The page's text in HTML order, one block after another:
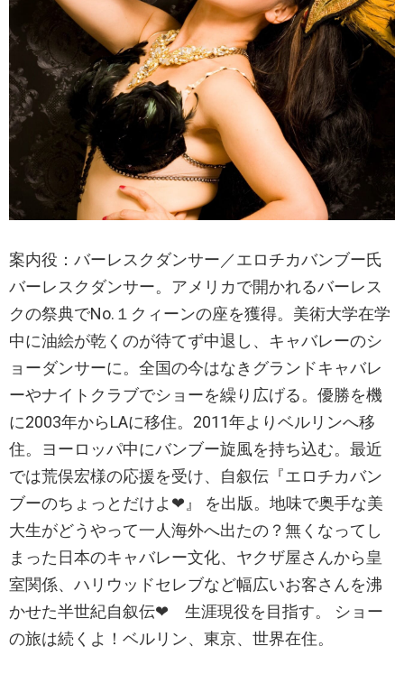
案内役：バーレスクダンサー／エロチカバンブー氏
バーレスクダンサー。アメリカで開かれるバーレス
クの祭典でNo.１クィーンの座を獲得。美術大学在学
中に油絵が乾くのが待てず中退し、キャバレーのシ
ョーダンサーに。全国の今はなきグランドキャバレ
ーやナイトクラブでショーを繰り広げる。優勝を機
に2003年からLAに移住。2011年よりベルリンへ移
住。ヨーロッパ中にバンブー旋風を持ち込む。最近
では荒俣宏様の応援を受け、自叙伝『エロチカバン
ブーのちょっとだけよ❤』 を出版。地味で奥手な美
大生がどうやって一人海外へ出たの？無くなってし
まった日本のキャバレー文化、ヤクザ屋さんから皇
室関係、ハリウッドセレブなど幅広いお客さんを沸
かせた半世紀自叙伝❤ 生涯現役を目指す。 ショー
の旅は続くよ！ベルリン、東京、世界在住。